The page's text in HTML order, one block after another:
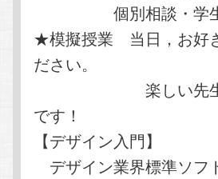
個別相談・学生
★模擬授業 当日，お好
ださい。
楽しい先生によ
です！
【デザイン入門】
デザイン業界標準ソフ